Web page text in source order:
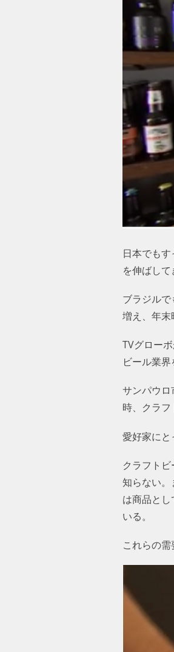
日本でも
を伸ばして
ブラジル
増え、年末
TVグロー
ビール業
サンパウ
時、クラフ
愛好家にと
クラフト
知らない
は商品と
いる。
これらの